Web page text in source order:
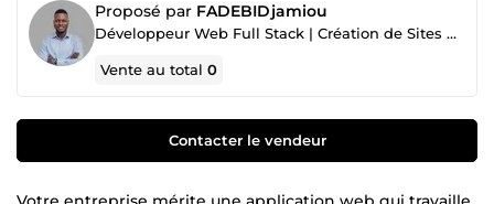
Proposé par FADEBIDjamiou
Développeur Web Full Stack | Création de Sites & Applications sur Mesure pour Booster Votre Activité
Vente au total0
Contacter le vendeur